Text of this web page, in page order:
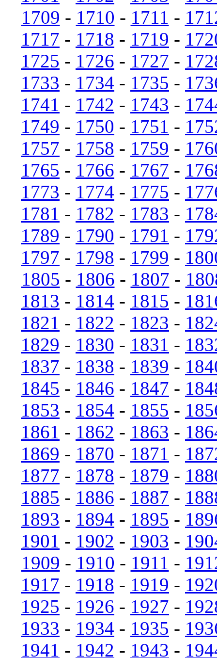
1709 - 1710 - 1711 -
1717 - 1718 - 1719 -
1725 - 1726 - 1727 -
1733 - 1734 - 1735 -
1741 - 1742 - 1743 -
1749 - 1750 - 1751 -
1757 - 1758 - 1759 -
1765 - 1766 - 1767 -
1773 - 1774 - 1775 -
1781 - 1782 - 1783 -
1789 - 1790 - 1791 -
1797 - 1798 - 1799 -
1805 - 1806 - 1807 -
1813 - 1814 - 1815 -
1821 - 1822 - 1823 -
1829 - 1830 - 1831 -
1837 - 1838 - 1839 -
1845 - 1846 - 1847 -
1853 - 1854 - 1855 -
1861 - 1862 - 1863 -
1869 - 1870 - 1871 -
1877 - 1878 - 1879 -
1885 - 1886 - 1887 -
1893 - 1894 - 1895 -
1901 - 1902 - 1903 -
1909 - 1910 - 1911 -
1917 - 1918 - 1919 -
1925 - 1926 - 1927 -
1933 - 1934 - 1935 -
1941 - 1942 - 1943 -